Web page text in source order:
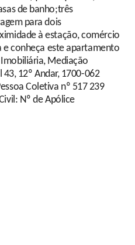
de banho;três
para dois
à estação, comércio
e conheça este apartamento
Mediação
12º Andar, 1700-062
Coletiva nº 517 239
Nº de Apólice